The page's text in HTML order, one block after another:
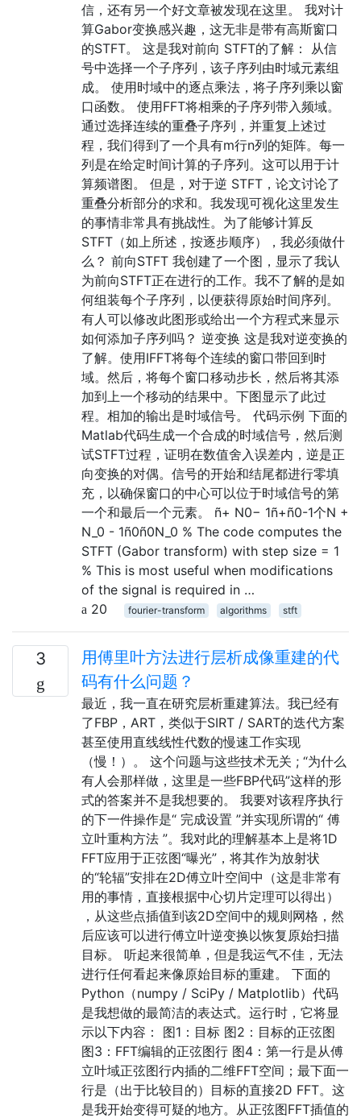
信，还有另一个好文章被发现在这里。 我对计
算Gabor变换感兴趣，这无非是带有高斯窗口
的STFT。 这是我对前向 STFT的了解： 从信
号中选择一个子序列，该子序列由时域元素组
成。 使用时域中的逐点乘法，将子序列乘以窗
口函数。 使用FFT将相乘的子序列带入频域。
通过选择连续的重叠子序列，并重复上述过
程，我们得到了一个具有m行n列的矩阵。每一
列是在给定时间计算的子序列。这可以用于计
算频谱图。 但是，对于逆 STFT，论文讨论了
重叠分析部分的求和。我发现可视化这里发生
的事情非常具有挑战性。为了能够计算反
STFT（如上所述，按逐步顺序），我必须做什
么？ 前向STFT 我创建了一个图，显示了我认
为前向STFT正在进行的工作。我不了解的是如
何组装每个子序列，以便获得原始时间序列。
有人可以修改此图形或给出一个方程式来显示
如何添加子序列吗？ 逆变换 这是我对逆变换的
了解。使用IFFT将每个连续的窗口带回到时
域。然后，将每个窗口移动步长，然后将其添
加到上一个移动的结果中。下图显示了此过
程。相加的输出是时域信号。 代码示例 下面的
Matlab代码生成一个合成的时域信号，然后测
试STFT过程，证明在数值舍入误差内，逆是正
向变换的对偶。信号的开始和结尾都进行零填
充，以确保窗口的中心可以位于时域信号的第
一个和最后一个元素。 ñ+ N0− 1ñ+ñ0-1个N +
N_0 - 1ñ0ñ0N_0 % The code computes the
STFT (Gabor transform) with step size = 1
% This is most useful when modifications
of the signal is required in …
20
fourier-transform algorithms stft
3
用傅里叶方法进行层析成像重建的代
码有什么问题？
最近，我一直在研究层析重建算法。我已经有
了FBP，ART，类似于SIRT / SART的迭代方案
甚至使用直线线性代数的慢速工作实现
（慢！）。 这个问题与这些技术无关 ; “为什么
有人会那样做，这里是一些FBP代码”这样的形
式的答案并不是我想要的。 我要对该程序执行
的下一件操作是“ 完成设置 ”并实现所谓的“ 傅
立叶重构方法 ”。我对此的理解基本上是将1D
FFT应用于正弦图“曝光”，将其作为放射状
的“轮辐”安排在2D傅立叶空间中（这是非常有
用的事情，直接根据中心切片定理可以得出）
，从这些点插值到该2D空间中的规则网格，然
后应该可以进行傅立叶逆变换以恢复原始扫描
目标。 听起来很简单，但是我运气不佳，无法
进行任何看起来像原始目标的重建。 下面的
Python（numpy / SciPy / Matplotlib）代码
是我想做的最简洁的表达式。运行时，它将显
示以下内容： 图1：目标 图2：目标的正弦图
图3：FFT编辑的正弦图行 图4：第一行是从傅
立叶域正弦图行内插的二维FFT空间；最下面一
行是（出于比较目的）目标的直接2D FFT。这
是我开始变得可疑的地方。从正弦图FFT插值的